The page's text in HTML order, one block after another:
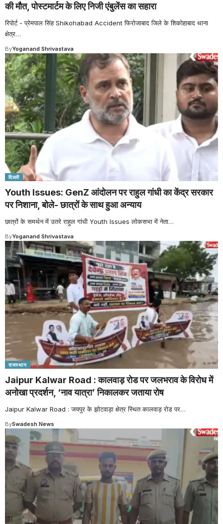
की मौत, पोस्टमार्टम के लिए निजी एंबुलेंस का सहारा
रिपोर्ट - प्रेमपाल सिंह Shikohabad Accident फिरोजाबाद जिले के शिकोहाबाद थाना
क्षेत्र…
ByYoganand Shrivastava
दिल्ली
Youth Issues: GenZ आंदोलन पर राहुल गांधी का केंद्र सरकार
पर निशाना, बोले- छात्रों के साथ हुआ अन्याय
छात्रों के समर्थन में उतरे राहुल गांधी Youth Issues लोकसभा में नेता…
ByYoganand Shrivastava
राजस्थान
Jaipur Kalwar Road : कालवाड़ रोड पर जलभराव के विरोध में
अनोखा प्रदर्शन, ‘नाव यात्रा’ निकालकर जताया रोष
Jaipur Kalwar Road : जयपुर के झोटवाड़ा क्षेत्र स्थित कालवाड़ रोड पर…
BySwadesh News